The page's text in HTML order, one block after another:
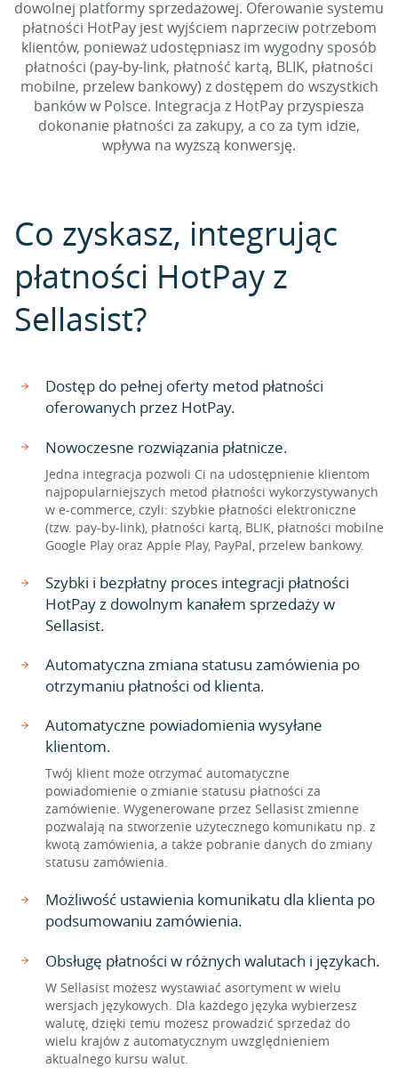
dowolnej platformy sprzedażowej. Oferowanie systemu
płatności HotPay jest wyjściem naprzeciw potrzebom
klientów, ponieważ udostępniasz im wygodny sposób
płatności (pay-by-link, płatność kartą, BLIK, płatności
mobilne, przelew bankowy) z dostępem do wszystkich
banków w Polsce. Integracja z HotPay przyspiesza
dokonanie płatności za zakupy, a co za tym idzie,
wpływa na wyższą konwersję.
Co zyskasz, integrując
płatności HotPay z
Sellasist?
Dostęp do pełnej oferty metod płatności
oferowanych przez HotPay.
Nowoczesne rozwiązania płatnicze.
Jedna integracja pozwoli Ci na udostępnienie klientom
najpopularniejszych metod płatności wykorzystywanych
w e-commerce, czyli: szybkie płatności elektroniczne
(tzw. pay-by-link), płatności kartą, BLIK, płatności mobilne
Google Play oraz Apple Play, PayPal, przelew bankowy.
Szybki i bezpłatny proces integracji płatności
HotPay z dowolnym kanałem sprzedaży w
Sellasist.
Automatyczna zmiana statusu zamówienia po
otrzymaniu płatności od klienta.
Automatyczne powiadomienia wysyłane
klientom.
Twój klient może otrzymać automatyczne
powiadomienie o zmianie statusu płatności za
zamówienie. Wygenerowane przez Sellasist zmienne
pozwalają na stworzenie użytecznego komunikatu np. z
kwotą zamówienia, a także pobranie danych do zmiany
statusu zamówienia.
Możliwość ustawienia komunikatu dla klienta po
podsumowaniu zamówienia.
Obsługę płatności w różnych walutach i językach.
W Sellasist możesz wystawiać asortyment w wielu
wersjach językowych. Dla każdego języka wybierzesz
walutę, dzięki temu możesz prowadzić sprzedaż do
wielu krajów z automatycznym uwzględnieniem
aktualnego kursu walut.